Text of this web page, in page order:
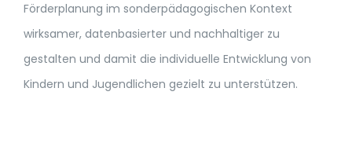
Förderplanung im sonderpädagogischen Kontext
wirksamer, datenbasierter und nachhaltiger zu
gestalten und damit die individuelle Entwicklung von
Kindern und Jugendlichen gezielt zu unterstützen.